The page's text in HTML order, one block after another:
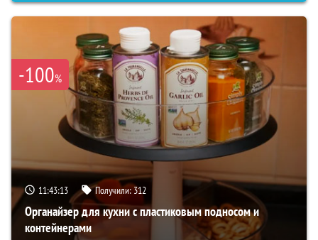
-100%
11:43:11 Получили: 312
Органайзер для кухни с пластиковым подносом и
контейнерами